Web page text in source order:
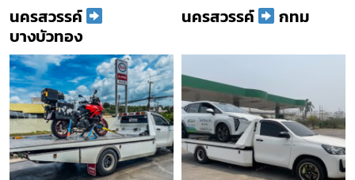
นครสวรรค์
บางบัวทอง
นครสวรรค์ กทม